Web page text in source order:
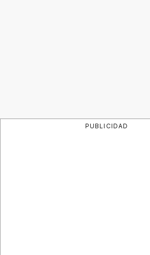
PUBLICIDAD